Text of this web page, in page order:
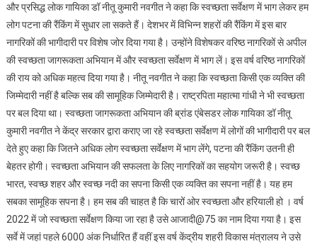
और प्रसिद्ध लोक गायिका डॉ नीतू कुमारी नवगीत ने कहा कि स्वच्छता सर्वेक्षण में भाग लेकर हम
लोग पटना की रैंकिंग में सुधार ला सकते हैं। देशभर में विभिन्न शहरों की रैंकिंग में इस बार
नागरिकों की भागीदारी पर विशेष जोर दिया गया है। उन्होंने विशेषकर वरिष्ठ नागरिकों से अपील
की स्वच्छता जागरूकता अभियान में और स्वच्छता सर्वेक्षण में भाग लें। इस वर्ष वरिष्ठ नागरिकों
की राय को अधिक महत्व दिया गया है। नीतू नवगीत ने कहा कि स्वच्छता किसी एक व्यक्ति की
जिम्मेदारी नहीं है बल्कि सब की सामूहिक जिम्मेदारी है। राष्ट्रपिता महात्मा गांधी ने भी स्वच्छता
पर बल दिया था। स्वच्छता जागरूकता अभियान की ब्रांड एंबेसडर लोक गायिका डॉ नीतू
कुमारी नवगीत ने केंद्र सरकार द्वारा कराए जा रहे स्वच्छता सर्वेक्षण में लोगों की भागीदारी पर बल
देते हुए कहा कि जितने अधिक लोग स्वच्छता सर्वेक्षण में भाग लेंगे, पटना की रैंकिंग उतनी ही
बेहतर होगी। स्वच्छता अभियान की सफलता के लिए नागरिकों का सहयोग जरूरी है। स्वच्छ
भारत, स्वच्छ शहर और स्वच्छ नदी का सपना किसी एक व्यक्ति का सपना नहीं है। यह हम
सबका सामूहिक सपना है। हम सब की चाहत है कि चारों ओर स्वच्छता और हरियाली हो । वर्ष
2022 में जो स्वच्छता सर्वेक्षण किया जा रहा है उसे आजादी@75 का नाम दिया गया है। इस
सर्वे में जहां पहले 6000 अंक निर्धारित हैं वहीं इस वर्ष केंद्रीय शहरी विकास मंत्रालय ने उसे